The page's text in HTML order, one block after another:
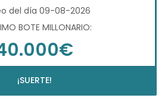
del día 09-08-2026
BOTE MILLONARIO:
¡SUERTE!